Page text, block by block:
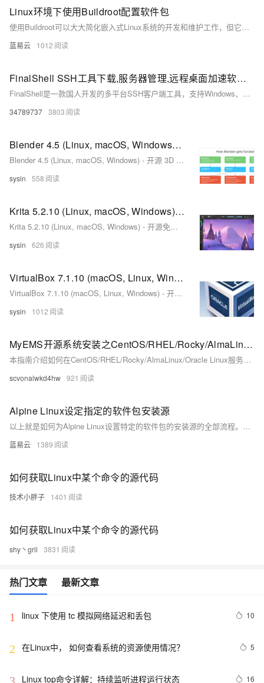
Linux环境下使用Buildroot配置软件包
使用Buildroot可以大大简化嵌入式Linux系统的开发和维护工作，但它需要对Linux系统和交叉编译有深入的理解。通过上述步骤，可以有效地配置和定制软件包，为特定的嵌入式应用构建高效、稳定的系统。
蓝易云 1012
FinalShell SSH工具下载,服务器管理,远程桌面加速软件,支持Windows,macOS,Linux
FinalShell是一款国人开发的多平台SSH客户端工具，支持Windows、Mac OS X和Linux系统。它提供一体化服务器管理功能，支持shell和sftp同屏显示，命令自动提示，操作便捷。软件还具备加速功能，提升访问服务器速度，适合普通用户和专业人士使用。
34789737 3803
Blender 4.5 (Linux, macOS, Windows) - 开源 3D 创意软件 (渲染 建模 雕刻)
Blender 4.5 (Linux, macOS, Windows) - 开源 3D 创意软件 (渲染 建模 雕刻)
sysin 558
Krita 5.2.10 (Linux, macOS, Windows) - 开源免费绘画软件
Krita 5.2.10 (Linux, macOS, Windows) - 开源免费绘画软件
sysin 626
VirtualBox 7.1.10 (macOS, Linux, Windows) - 开源跨平台虚拟化软件
VirtualBox 7.1.10 (macOS, Linux, Windows) - 开源跨平台虚拟化软件
sysin 1012
MyEMS开源系统安装之CentOS/RHEL/Rocky/AlmaLinux/Oracle Linux
本指南介绍如何在CentOS/RHEL/Rocky/AlmaLinux/Oracle Linux服务器上部署MyEMS开源能源管理系统。内容涵盖系统准备、数据库配置、多个MyEMS服务（如myems-api、myems-admin、myems-modbus-tcp等）的安装与配置，以及Nginx服务器设置和防火墙规则调整。通过完成所有步骤，您将能够访问MyEMS Admin UI和Web UI，默认端口分别为8001和80，初始登录凭据已提供。
scvonalwkd4hw 921
Alpine Linux设定指定的软件包安装源
以上就是如何为Alpine Linux设置特定的软件包的安装源的全部流程。这个过程非常简洁、明了，希望你在使用过程中能够找到乐趣。这个过程不仅可以提供你需要的软件，还可以根据你的网络条件和地域性需求进行调整，使你的Alpine Linux系统达到最佳性能。
蓝易云 1389
如何获取Linux中某个命令的源代码
技术小胖子 1401
如何获取Linux中某个命令的源代码
shy丶gril 3831
热门文章 最新文章
1 linux 下使用 tc 模拟网络延迟和丢包 10
2 在Linux中， 如何查看系统的资源使用情况？ 5
Linux top命令详解：持续监听进程运行状态 16